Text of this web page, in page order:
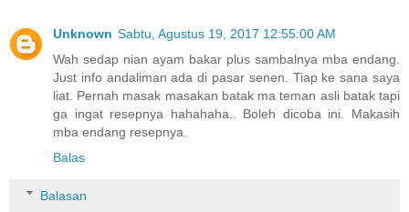
Unknown Sabtu, Agustus 19, 2017 12:55:00 AM
Wah sedap nian ayam bakar plus sambalnya mba endang.
Just info andaliman ada di pasar senen. Tiap ke sana saya
liat. Pernah masak masakan batak ma teman asli batak tapi
ga ingat resepnya hahahaha.. Boleh dicoba ini. Makasih
mba endang resepnya.
Balas
Balasan